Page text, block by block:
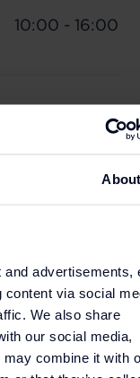
About
advertisements,
via social
We also share
our social media,
combine it with
10:00 - 16:00
Geschlossen
10:00 - 16:00